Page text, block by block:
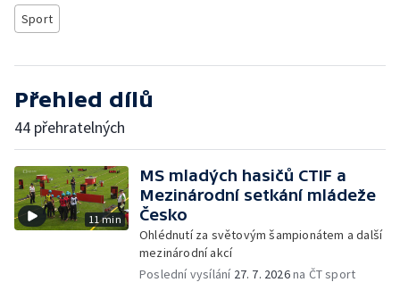
Sport
Přehled dílů
44 přehratelných
11 min
MS mladých hasičů CTIF a
Mezinárodní setkání mládeže
Česko
Ohlédnutí za světovým šampionátem a další
mezinárodní akcí
Poslední vysílání 27. 7. 2026na ČT sport